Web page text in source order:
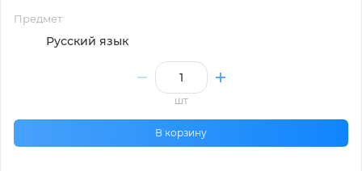
Предмет
Русский язык
шт
В корзину